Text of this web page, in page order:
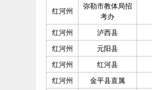
红河州
弥勒市教体局招
考办
红河州 泸西县
红河州
元阳县
红河州
红河县
红河州
金平县直属